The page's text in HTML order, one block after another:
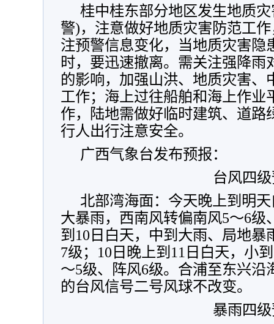
桂中桂东部分地区发生地质
警)，注意做好地质灾害防范工
注预警信息变化，当地质灾害隐
时，要迅速撤离。需关注强降雨
的影响，加强山洪、地质灾害、
工作；海上过往船舶和海上作业
作，陆地需做好临时建筑、道路
行人出行注意安全。
广西气象台发布预报：
台风四
北部湾海面：今天晚上到明
大暴雨，西南风转偏南风5～6级
到10日白天，中到大雨、局地暴
7级；10日晚上到11日白天，小
～5级、阵风6级。合浦至东兴沿
的台风信号二号风球不改变。
暴雨四